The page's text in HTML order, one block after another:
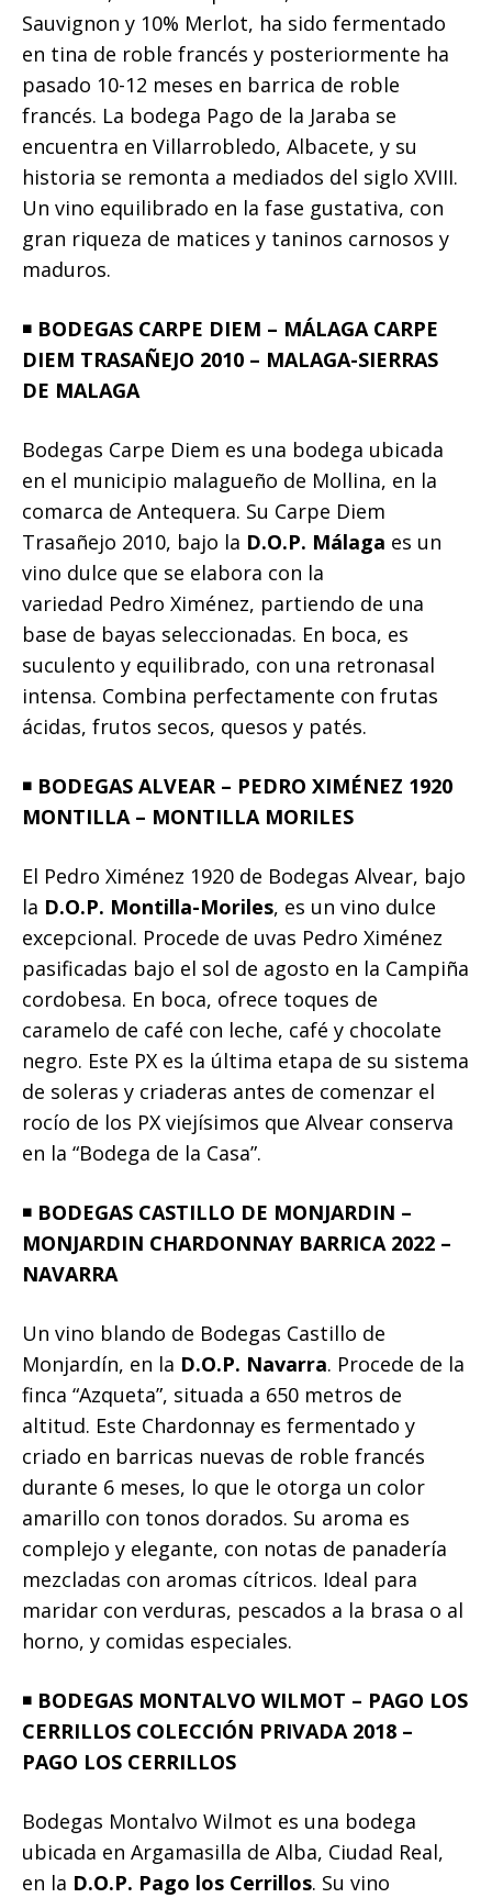
Sauvignon y 10% Merlot, ha sido fermentado
en tina de roble francés y posteriormente ha
pasado 10-12 meses en barrica de roble
francés. La bodega Pago de la Jaraba se
encuentra en Villarrobledo, Albacete, y su
historia se remonta a mediados del siglo XVIII.
Un vino equilibrado en la fase gustativa, con
gran riqueza de matices y taninos carnosos y
maduros.
◾️ BODEGAS CARPE DIEM – MÁLAGA CARPE
DIEM TRASAÑEJO 2010 – MALAGA-SIERRAS
DE MALAGA
Bodegas Carpe Diem es una bodega ubicada
en el municipio malagueño de Mollina, en la
comarca de Antequera. Su Carpe Diem
Trasañejo 2010, bajo la D.O.P. Málaga es un
vino dulce que se elabora con la
variedad Pedro Ximénez, partiendo de una
base de bayas seleccionadas. En boca, es
suculento y equilibrado, con una retronasal
intensa. Combina perfectamente con frutas
ácidas, frutos secos, quesos y patés.
◾️ BODEGAS ALVEAR – PEDRO XIMÉNEZ 1920
MONTILLA – MONTILLA MORILES
El Pedro Ximénez 1920 de Bodegas Alvear, bajo
la D.O.P. Montilla-Moriles, es un vino dulce
excepcional. Procede de uvas Pedro Ximénez
pasificadas bajo el sol de agosto en la Campiña
cordobesa. En boca, ofrece toques de
caramelo de café con leche, café y chocolate
negro. Este PX es la última etapa de su sistema
de soleras y criaderas antes de comenzar el
rocío de los PX viejísimos que Alvear conserva
en la “Bodega de la Casa”.
◾️ BODEGAS CASTILLO DE MONJARDIN –
MONJARDIN CHARDONNAY BARRICA 2022 –
NAVARRA
Un vino blando de Bodegas Castillo de
Monjardín, en la D.O.P. Navarra. Procede de la
finca “Azqueta”, situada a 650 metros de
altitud. Este Chardonnay es fermentado y
criado en barricas nuevas de roble francés
durante 6 meses, lo que le otorga un color
amarillo con tonos dorados. Su aroma es
complejo y elegante, con notas de panadería
mezcladas con aromas cítricos. Ideal para
maridar con verduras, pescados a la brasa o al
horno, y comidas especiales.
◾️ BODEGAS MONTALVO WILMOT – PAGO LOS
CERRILLOS COLECCIÓN PRIVADA 2018 –
PAGO LOS CERRILLOS
Bodegas Montalvo Wilmot es una bodega
ubicada en Argamasilla de Alba, Ciudad Real,
en la D.O.P. Pago los Cerrillos. Su vino